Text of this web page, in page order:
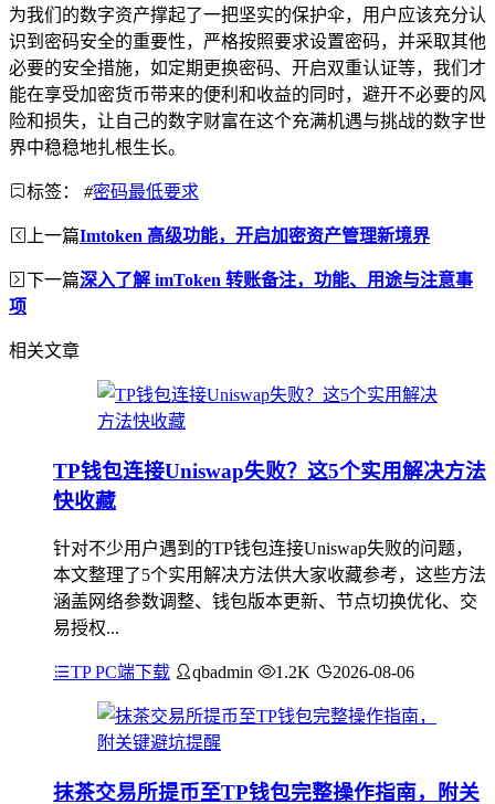
为我们的数字资产撑起了一把坚实的保护伞，用户应该充分认
识到密码安全的重要性，严格按照要求设置密码，并采取其他
必要的安全措施，如定期更换密码、开启双重认证等，我们才
能在享受加密货币带来的便利和收益的同时，避开不必要的风
险和损失，让自己的数字财富在这个充满机遇与挑战的数字世
界中稳稳地扎根生长。
标签： #密码最低要求
上一篇Imtoken 高级功能，开启加密资产管理新境界
下一篇深入了解 imToken 转账备注，功能、用途与注意事
项
相关文章
TP钱包连接Uniswap失败？这5个实用解决方法
快收藏
针对不少用户遇到的TP钱包连接Uniswap失败的问题，
本文整理了5个实用解决方法供大家收藏参考，这些方法
涵盖网络参数调整、钱包版本更新、节点切换优化、交
易授权...
TP PC端下载 qbadmin 1.2K 2026-08-06
抹茶交易所提币至TP钱包完整操作指南，附关